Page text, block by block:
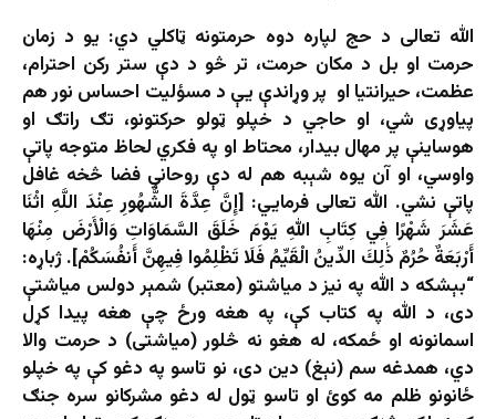
الله تعالی د حج لپاره دوه حرمتونه ټاکلي دي: یو د زمان
حرمت او بل د مکان حرمت، تر څو د دې ستر رکن احترام،
عظمت، حیرانتیا او پر وړاندې یې د مسؤلیت احساس نور هم
پیاوړی شي، او حاجي د خپلو ټولو حرکتونو، تګ راتګ او
هوساینې پر مهال بیدار، محتاط او په فکري لحاظ متوجه پاتې
واوسي، او آن یوه شېبه هم له دې روحاني فضا څخه غافل
پاتې نشي. الله تعالی فرمایي: [إِنَّ عِدَّةَ الشُّهُورِ عِنْدَ اللَّهِ اثْنَا
عَشَرَ شَهْرًا فِي كِتَابِ اللهِ يَوْمَ خَلَقَ السَّمَاوَاتِ وَالْأَرْضَ مِنْهَا
أَرْبَعَةٌ حُرُمٌ ذَٰلِكَ الدِّينُ الْقَيِّمُ فَلَا تَظْلِمُوا فِيهِنَّ أَنفُسَكُمْ]. ژباړه:
“بېشكه د الله په نیز د میاشتو (معتبر) شمېر دولس میاشتې
دى، د الله په كتاب كې، په هغه ورځ چې هغه پیدا كړل
اسمانونه او ځمكه، له هغو نه څلور (میاشتی) د حرمت والا
دي، همدغه سم (نېغ) دین دى، نو تاسو په دغو كې په خپلو
ځانونو ظلم مه كوئ او تاسو ټول له دغو مشركانو سره جنګ